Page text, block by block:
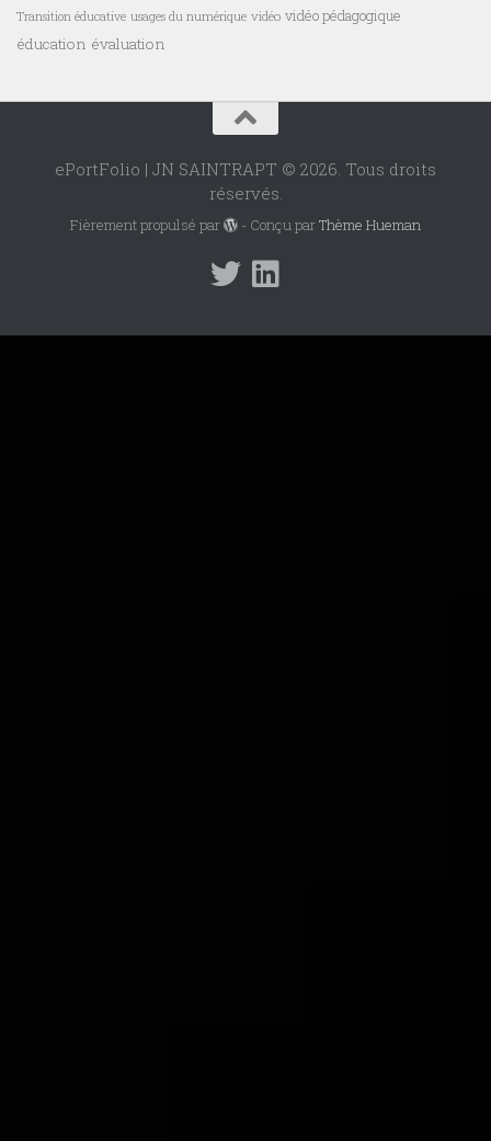
Transition éducative usages du numérique vidéo vidéo pédagogique
éducation évaluation
ePortFolio | JN SAINTRAPT © 2026. Tous droits
réservés.
Fièrement propulsé par - Conçu parThème Hueman